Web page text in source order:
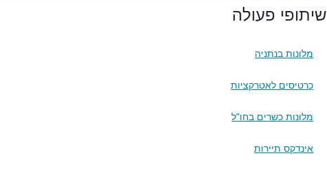
שיתופי פעולה
מלונות בנתניה
כרטיסים לאטרקציות
מלונות כשרים בחו"ל
אינדקס תיירות